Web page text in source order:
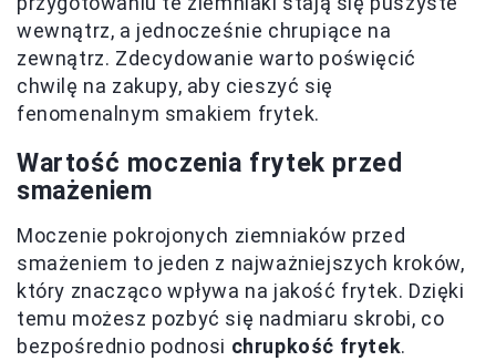
wewnątrz, a jednocześnie chrupiące na
zewnątrz. Zdecydowanie warto poświęcić
chwilę na zakupy, aby cieszyć się
fenomenalnym smakiem frytek.
Wartość moczenia frytek przed
smażeniem
Moczenie pokrojonych ziemniaków przed
smażeniem to jeden z najważniejszych kroków,
który znacząco wpływa na jakość frytek. Dzięki
temu możesz pozbyć się nadmiaru skrobi, co
bezpośrednio podnosi chrupkość frytek.